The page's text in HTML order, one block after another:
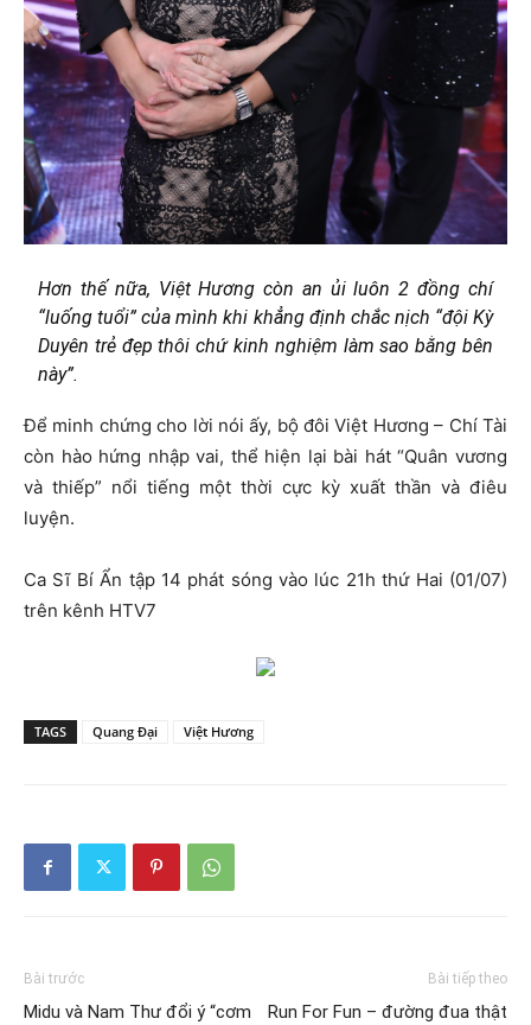
Hơn thế nữa, Việt Hương còn an ủi luôn 2 đồng chí
“luống tuổi” của mình khi khẳng định chắc nịch “đội Kỳ
Duyên trẻ đẹp thôi chứ kinh nghiệm làm sao bằng bên
này”.
Để minh chứng cho lời nói ấy, bộ đôi Việt Hương – Chí Tài
còn hào hứng nhập vai, thể hiện lại bài hát “Quân vương
và thiếp” nổi tiếng một thời cực kỳ xuất thần và điêu
luyện.
Ca Sĩ Bí Ẩn tập 14 phát sóng vào lúc 21h thứ Hai (01/07)
trên kênh HTV7
TAGS Quang Đại Việt Hương
Bài trước
Midu và Nam Thư đổi ý “cơm
Bài tiếp theo
Run For Fun – đường đua thật